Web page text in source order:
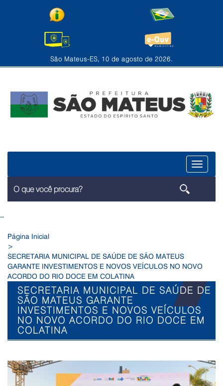
São Mateus-ES, 10 de agosto de 2026.
Menu
--
Página Inicial
>
SECRETARIA MUNICIPAL DE SAÚDE DE SÃO MATEUS
GARANTE INVESTIMENTOS E NOVOS VEÍCULOS NO NOVO
ACORDO DO RIO DOCE EM COLATINA
SECRETARIA MUNICIPAL DE SAÚDE DE
SÃO MATEUS GARANTE
INVESTIMENTOS E NOVOS VEÍCULOS
NO NOVO ACORDO DO RIO DOCE EM
COLATINA